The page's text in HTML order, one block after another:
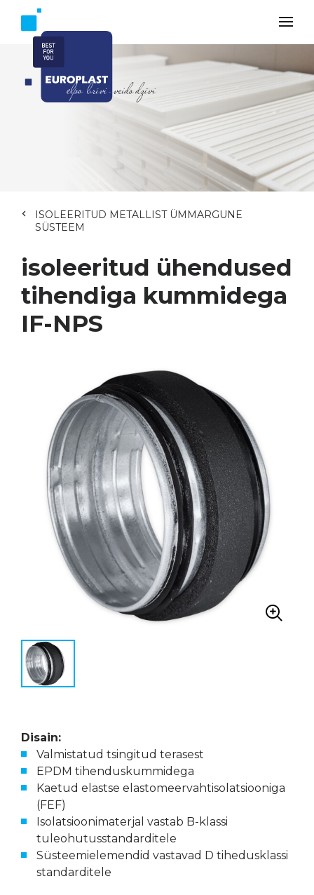
ISOLEERITUD METALLIST ÜMMARGUNE
SÜSTEEM
isoleeritud ühendused
tihendiga kummidega
IF-NPS
Disain:
Valmistatud tsingitud terasest
EPDM tihenduskummidega
Kaetud elastse elastomeervahtisolatsiooniga
(FEF)
Isolatsioonimaterjal vastab B-klassi
tuleohutusstandarditele
Süsteemielemendid vastavad D tihedusklassi
standarditele